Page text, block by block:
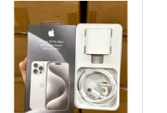
TRẠNG:
CÒN HÀNG
Bảo
hành:
1T,
Cân nặng:
0,5kg